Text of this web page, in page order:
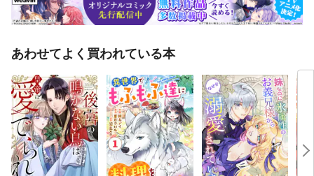
あわせてよく買われている本